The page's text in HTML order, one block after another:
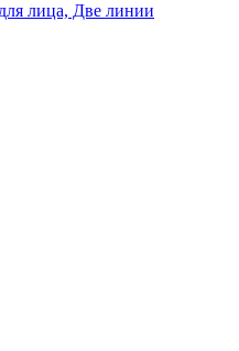
лица, Две линии